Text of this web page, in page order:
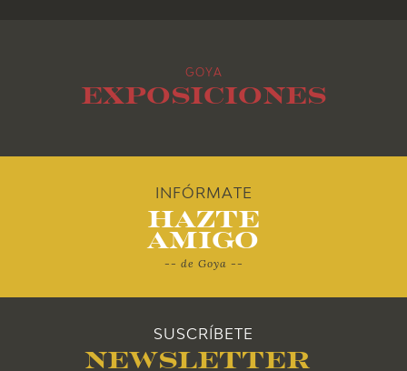
2012
GOYA
Exposiciones
INFÓRMATE
Hazte
Amigo
-- de Goya --
SUSCRÍBETE
Newsletter